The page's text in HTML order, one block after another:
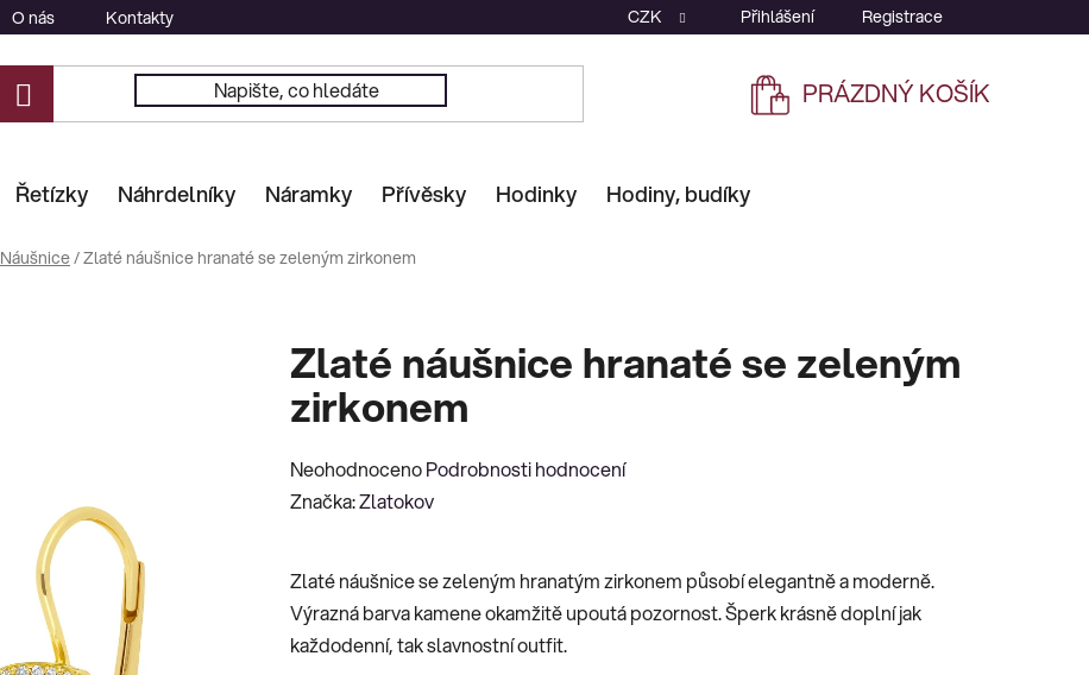
O nás Kontakty CZK Přihlášení Registrace
NÁKUPNÍ
PRÁZDNÝ KOŠÍK
Řetízky Náhrdelníky Náramky Přívěsky Hodinky Hodiny, budíky
Náušnice/Zlaté náušnice hranaté se zeleným zirkonem
Zlaté náušnice hranaté se zeleným
zirkonem
Průměrné
hodnocení
0,0
z
5
NeohodnocenoPodrobnosti hodnocení
Značka:Zlatokov
Zlaté náušnice se zeleným hranatým zirkonem působí elegantně a moderně.
Výrazná barva kamene okamžitě upoutá pozornost. Šperk krásně doplní jak
každodenní, tak slavnostní outfit.